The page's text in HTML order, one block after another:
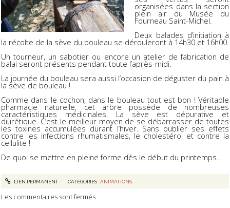
organisées dans la section
plein air du Musée du
Fourneau Saint-Michel.
Deux balades d’initiation à
la récolte de la sève du bouleau se dérouleront à 14h30 et 16h00.
Un tourneur, un sabotier ou encore un atelier de fabrication de
balai seront présents pendant toute l’après-midi.
La journée du bouleau sera aussi l’occasion de déguster du pain à
la sève de bouleau !
Comme dans le cochon, dans le bouleau tout est bon ! Véritable
pharmacie naturelle, cet arbre possède de nombreuses
caractéristiques médicinales. La sève est dépurative et
diurétique. C’est le meilleur moyen de se débarrasser de toutes
les toxines accumulées durant l’hiver. Sans oublier ses effets
contre les infections rhumatismales, le cholestérol et contre la
cellulite !
De quoi se mettre en pleine forme dès le début du printemps…
LIEN PERMANENT CATÉGORIES :ANIMATIONS
Les commentaires sont fermés.